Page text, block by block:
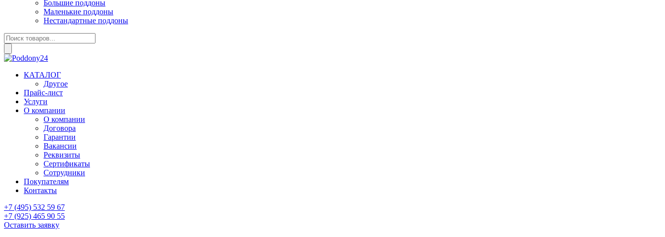
Большие поддоны
Маленькие поддоны
Нестандартные поддоны
Поиск
товаров
КАТАЛОГ
Другое
Прайс-лист
Услуги
О компании
О компании
Договора
Гарантии
Вакансии
Реквизиты
Сертификаты
Сотрудники
Покупателям
Контакты
+7 (495) 532 59 67
+7 (925) 465 90 55
Оставить заявку